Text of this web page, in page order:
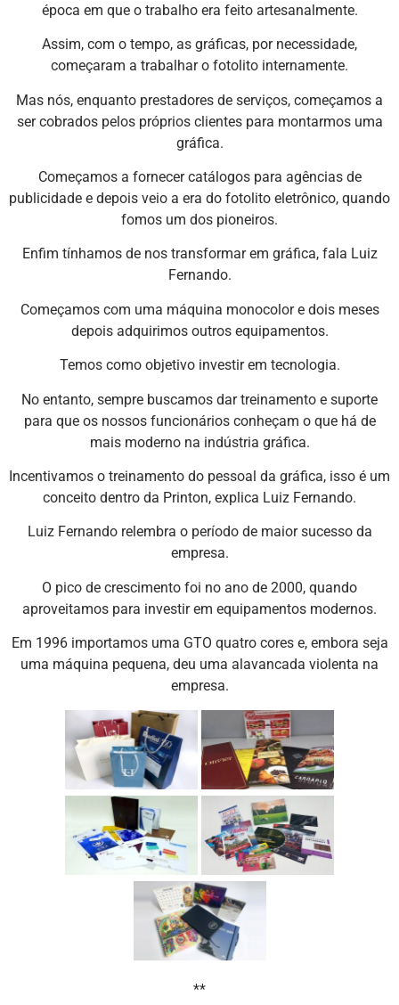
época em que o trabalho era feito artesanalmente.
Assim, com o tempo, as gráficas, por necessidade,
começaram a trabalhar o fotolito internamente.
Mas nós, enquanto prestadores de serviços, começamos a
ser cobrados pelos próprios clientes para montarmos uma
gráfica.
Começamos a fornecer catálogos para agências de
publicidade e depois veio a era do fotolito eletrônico, quando
fomos um dos pioneiros.
Enfim tínhamos de nos transformar em gráfica, fala Luiz
Fernando.
Começamos com uma máquina monocolor e dois meses
depois adquirimos outros equipamentos.
Temos como objetivo investir em tecnologia.
No entanto, sempre buscamos dar treinamento e suporte
para que os nossos funcionários conheçam o que há de
mais moderno na indústria gráfica.
Incentivamos o treinamento do pessoal da gráfica, isso é um
conceito dentro da Printon, explica Luiz Fernando.
Luiz Fernando relembra o período de maior sucesso da
empresa.
O pico de crescimento foi no ano de 2000, quando
aproveitamos para investir em equipamentos modernos.
Em 1996 importamos uma GTO quatro cores e, embora seja
uma máquina pequena, deu uma alavancada violenta na
empresa.
**